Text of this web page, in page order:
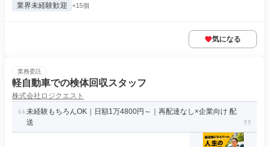
業界未経験歓迎 +15個
気になる
業務委託
軽自動車での検体回収スタッフ
株式会社ロジクエスト
未経験もちろんOK｜日額1万4800円～｜再配達なし×企業向け 配
送